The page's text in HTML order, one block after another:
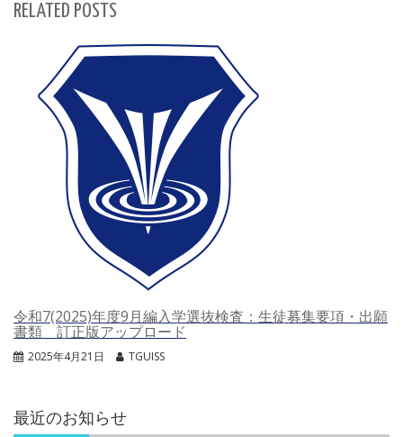
RELATED POSTS
令和7(2025)年度9月編入学選抜検査：生徒募集要項・出願
書類 訂正版アップロード
2025年4月21日 TGUISS
最近のお知らせ